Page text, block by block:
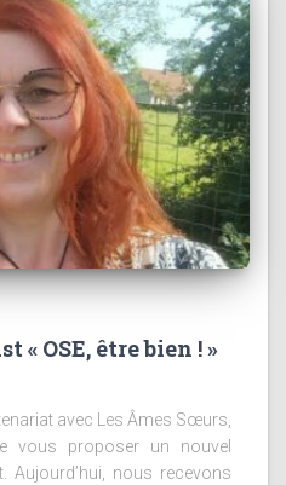
« OSE, être bien ! »
avec Les Âmes Sœurs,
vous proposer un nouvel
Aujourd’hui, nous recevons